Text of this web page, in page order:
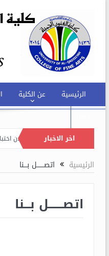
الرئيسية عن الكلية
اخر الاخبار
ظاهرة التحرش. اعلان
الرئيسية اتصـــــــل بـــنا
اتصـــــــل بـــنا